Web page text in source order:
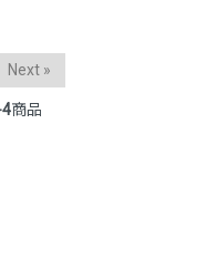
Next »
商品